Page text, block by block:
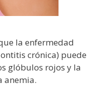
la enfermedad
crónica) puede
glóbulos rojos y la
anemia.